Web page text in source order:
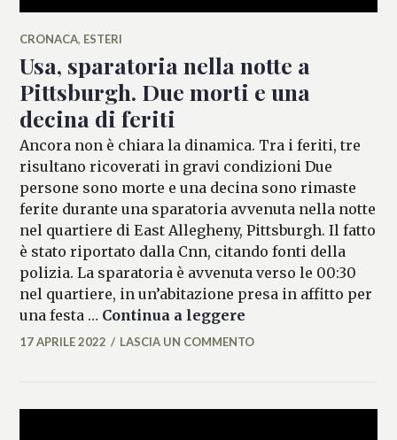
CRONACA, ESTERI
Usa, sparatoria nella notte a
Pittsburgh. Due morti e una
decina di feriti
Ancora non è chiara la dinamica. Tra i feriti, tre
risultano ricoverati in gravi condizioni Due
persone sono morte e una decina sono rimaste
ferite durante una sparatoria avvenuta nella notte
nel quartiere di East Allegheny, Pittsburgh. Il fatto
è stato riportato dalla Cnn, citando fonti della
polizia. La sparatoria è avvenuta verso le 00:30
nel quartiere, in un’abitazione presa in affitto per
una festa … Continua a leggere
FEDERICO
17 APRILE 2022 LASCIA UN COMMENTO